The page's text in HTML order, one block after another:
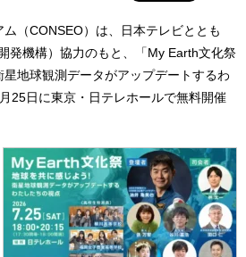
（CONSEO）は、日本テレビととも
発機構）協力のもと、「My Earth文化祭
星地球観測データがアップデートするわ
25日に東京・日テレホールで無料開催